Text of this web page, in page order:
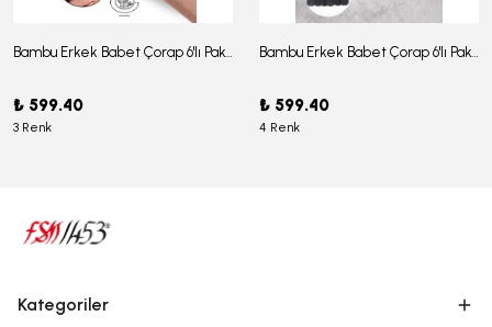
Bambu Erkek Babet Çorap 6'lı Paket - J-03
₺ 599.40
3 Renk
Bambu Erkek Babet Çorap 6'lı Paket -J-08
₺ 599.40
4 Renk
Kategoriler